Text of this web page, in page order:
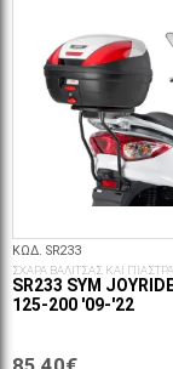
ΚΩΔ. SR233
ΣΧΑΡΑ ΒΑΛΙΤΣΑΣ ΚΑΙ ΠΙΑΣΤΡΑ
SR233 SYM
125-200 '09-'22